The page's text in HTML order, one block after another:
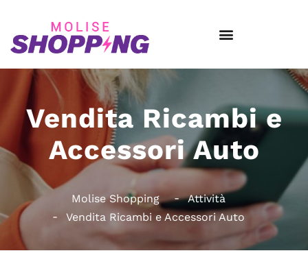
Vendita Ricambi e
Accessori Auto
Molise Shopping
Attività
Vendita Ricambi e Accessori Auto